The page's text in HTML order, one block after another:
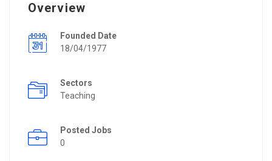
Overview
Founded Date
18/04/1977
Sectors
Teaching
Posted Jobs
0